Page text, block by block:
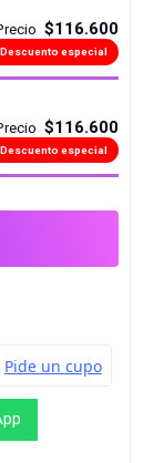
.
$116.600
Descuento especial
$116.600
Descuento especial